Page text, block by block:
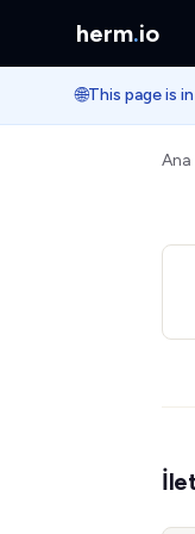
herm.io
🌐This page is
Ana